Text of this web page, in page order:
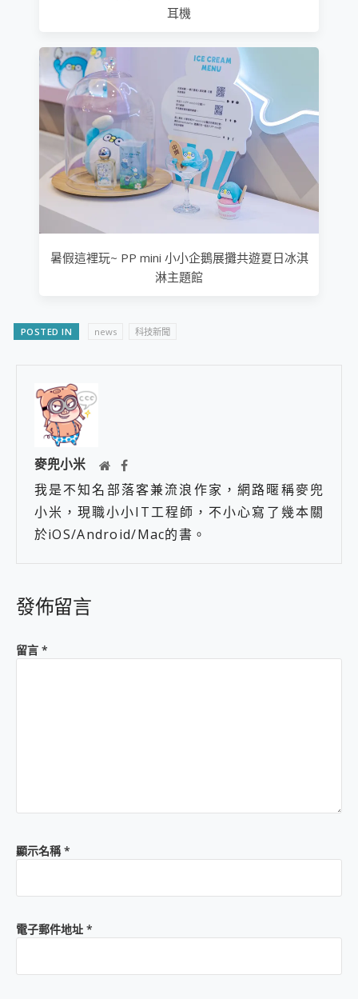
耳機
暑假這裡玩~ PP mini 小小企鵝展攤共遊夏日冰淇
淋主題館
POSTED IN news 科技新聞
麥兜小米
我是不知名部落客兼流浪作家，網路暱稱麥兜
小米，現職小小IT工程師，不小心寫了幾本關
於iOS/Android/Mac的書。
發佈留言
留言 *
顯示名稱*
電子郵件地址 *